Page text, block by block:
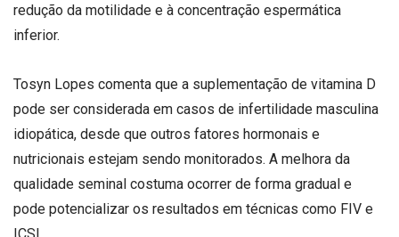
redução da motilidade e à concentração espermática
inferior.
Tosyn Lopes comenta que a suplementação de vitamina D
pode ser considerada em casos de infertilidade masculina
idiopática, desde que outros fatores hormonais e
nutricionais estejam sendo monitorados. A melhora da
qualidade seminal costuma ocorrer de forma gradual e
pode potencializar os resultados em técnicas como FIV e